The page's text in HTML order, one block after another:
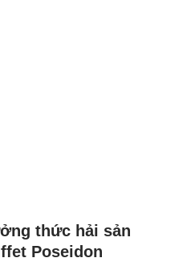
thức hải sản
Poseidon